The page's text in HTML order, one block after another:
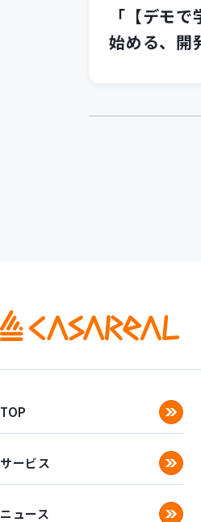
「【デモ
始める、開
TOP
サービス
ニュース